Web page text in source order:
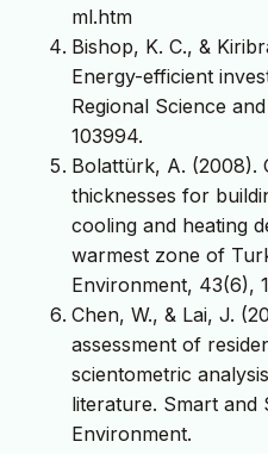
ml.htm
Bishop, K. C., &
Energy-efficient
Regional Science
103994.
Bolattürk, A. (2008).
thicknesses for
cooling and heating
warmest zone of
Environment, 43(6),
Chen, W., & Lai, J.
assessment of
scientometric
literature. Smart and
Environment.